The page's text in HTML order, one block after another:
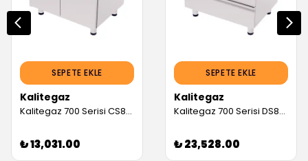
SEPETE EKLE
Kalitegaz
Kalitegaz 700 Serisi CS8070 Dolaplı Stand (Servis Garantili)
₺ 13,031.00
SEPETE EKLE
Kalitegaz
Kalitegaz 700 Serisi DS8070 Çekmeceli Stand (Servis Garantili)
₺ 23,528.00